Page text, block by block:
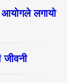
आयोगले लगायो
जीवनी